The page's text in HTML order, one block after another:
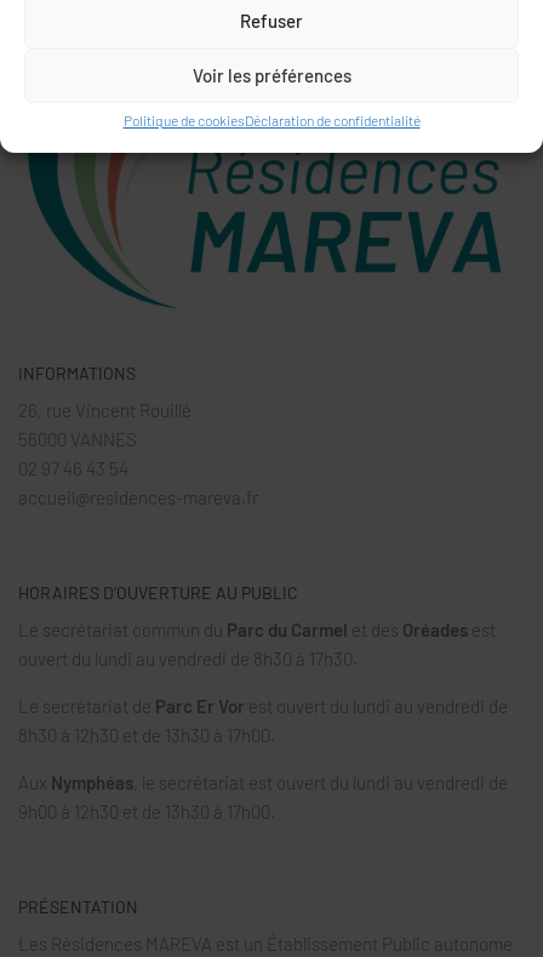
Refuser
Voir les préférences
Politique de cookiesDéclaration de confidentialité
INFORMATIONS
26, rue Vincent Rouillé
56000 VANNES
02 97 46 43 54
accueil@residences-mareva.fr
HORAIRES D’OUVERTURE AU PUBLIC
Le secrétariat commun du Parc du Carmel et des Oréades est
ouvert du lundi au vendredi de 8h30 à 17h30.
Le secrétariat de Parc Er Vor est ouvert du lundi au vendredi de
8h30 à 12h30 et de 13h30 à 17h00.
Aux Nymphéas , le secrétariat est ouvert du lundi au vendredi de
9h00 à 12h30 et de 13h30 à 17h00.
PRÉSENTATION
Les Résidences MAREVA est un Établissement Public autonome